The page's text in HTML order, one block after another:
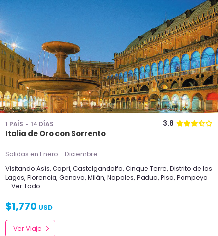
1 PAÍS 14 DÍAS 3.8
Italia de Oro con Sorrento
Salidas en Enero - Diciembre
Visitando Asís, Capri, Castelgandolfo, Cinque Terre, Distrito de los
Lagos, Florencia, Genova, Milán, Napoles, Padua, Pisa, Pompeya
... Ver Todo
$1,770 USD
Ver Viaje